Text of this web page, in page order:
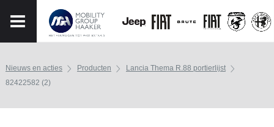
Nieuws en acties Producten
Lancia Thema R.88 portierlijst
82422582 (2)